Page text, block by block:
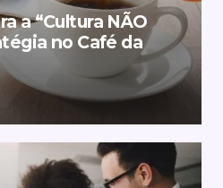
a “Cultura NÃO
no Café da